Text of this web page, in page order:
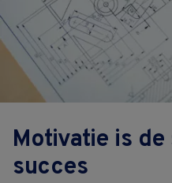
Motivatie is
succes